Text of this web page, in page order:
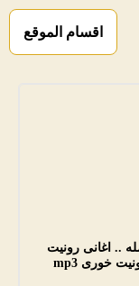
اقسام الموقع
.. اغانى رونيت
خورى , البومات رونيت خورى , استماع اغانى رونيت خورى mp3